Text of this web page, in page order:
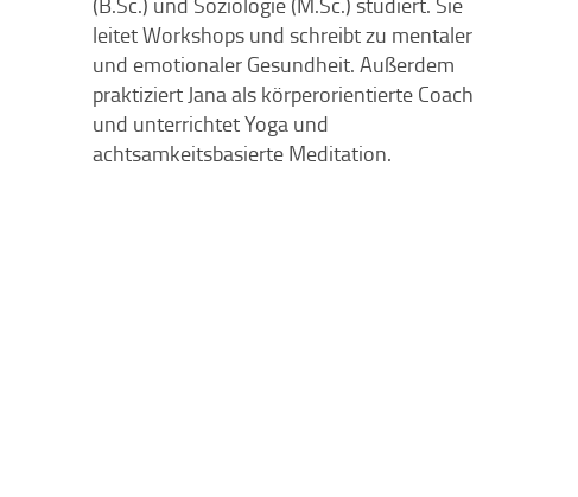
leitet Workshops und schreibt zu mentaler
und emotionaler Gesundheit. Außerdem
praktiziert Jana als körperorientierte Coach
und unterrichtet Yoga und
achtsamkeitsbasierte Meditation.